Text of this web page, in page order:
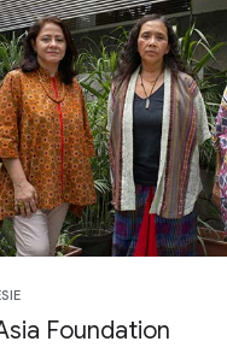
Foundation